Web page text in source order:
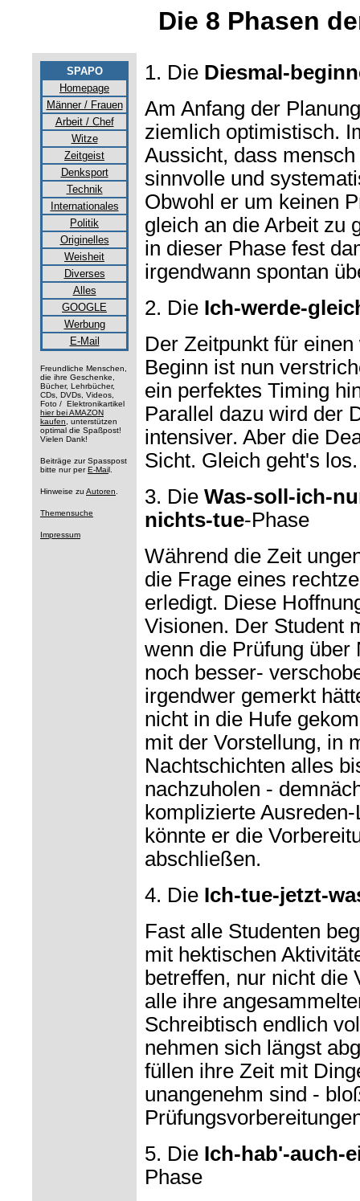
Die 8 Phasen
SPAPO
Homepage
Männer / Frauen
Arbeit / Chef
Witze
Zeitgeist
Denksport
Technik
Internationales
Politik
Originelles
Weisheit
Diverses
Alles
GOOGLE
Werbung
E-Mail
Freundliche Menschen,
die ihre Geschenke,
Bücher, Lehrbücher,
CDs, DVDs, Videos,
Foto / Elektronikartikel
hier bei AMAZON
kaufen, unterstützen
optimal die Spaßpost!
Vielen Dank!
Beiträge zur Spasspost
bitte nur per E-Mai l.
Hinweise zu Autoren.
Themensuche
Impressum
1. Die Diesmal-
Am Anfang der
ziemlich optimistisch.
Aussicht, dass
sinnvolle und
Obwohl er um keinen
gleich an die Arbeit zu
in dieser Phase fest
irgendwann spontan
2. Die Ich-werde-
Der Zeitpunkt für
Beginn ist nun
ein perfektes Timing
Parallel dazu wird der
intensiver. Aber die
Sicht. Gleich geht's los.
3. Die Was-soll-ich-
nichts-tue-Phase
Während die Zeit
die Frage eines
erledigt. Diese
Visionen. Der Student
wenn die Prüfung über
noch besser-
irgendwer gemerkt
nicht in die Hufe
mit der Vorstellung, in
Nachtschichten alles
nachzuholen -
komplizierte
könnte er die
abschließen.
4. Die Ich-tue-jetzt-
Fast alle Studenten
mit hektischen
betreffen, nur nicht die
alle ihre
Schreibtisch endlich
nehmen sich längst
füllen ihre Zeit mit
unangenehm sind -
5. Die Ich-hab'-auch-
Phase